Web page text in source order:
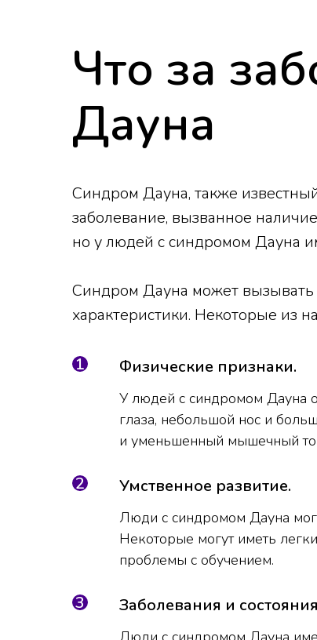
Что за
Дауна
Синдром Дауна, также
заболевание, вызванное
но у людей с синдромом Дауна
Синдром Дауна может
характеристики. Некоторые из
Физические признаки.
У людей с синдромом Дауна
глаза, небольшой нос и
и уменьшенный мышечный
Умственное развитие.
Люди с синдромом Дауна
Некоторые могут иметь
проблемы с обучением.
Заболевания и